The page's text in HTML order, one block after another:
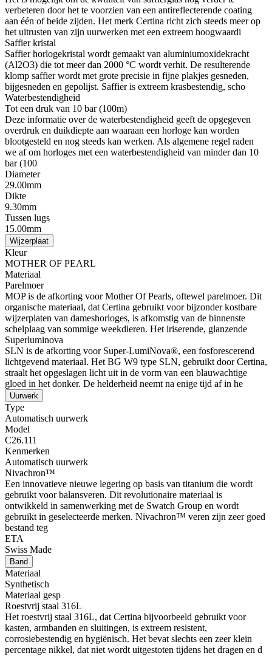
verbeteren door het te voorzien van een antireflecterende coating
aan één of beide zijden. Het merk Certina richt zich steeds meer op
het uitrusten van zijn uurwerken met een extreem hoogwaardi
Saffier kristal
Saffier horlogekristal wordt gemaakt van aluminiumoxidekracht
(Al2O3) die tot meer dan 2000 °C wordt verhit. De resulterende
klomp saffier wordt met grote precisie in fijne plakjes gesneden,
bijgesneden en gepolijst. Saffier is extreem krasbestendig, scho
Waterbestendigheid
Tot een druk van 10 bar (100m)
Deze informatie over de waterbestendigheid geeft de opgegeven
overdruk en duikdiepte aan waaraan een horloge kan worden
blootgesteld en nog steeds kan werken. Als algemene regel raden
we af om horloges met een waterbestendigheid van minder dan 10
bar (100
Diameter
29.00mm
Dikte
9.30mm
Tussen lugs
15.00mm
Wijzerplaat
Kleur
MOTHER OF PEARL
Materiaal
Parelmoer
MOP is de afkorting voor Mother Of Pearls, oftewel parelmoer. Dit
organische materiaal, dat Certina gebruikt voor bijzonder kostbare
wijzerplaten van dameshorloges, is afkomstig van de binnenste
schelplaag van sommige weekdieren. Het iriserende, glanzende
Superluminova
SLN is de afkorting voor Super-LumiNova®, een fosforescerend
lichtgevend materiaal. Het BG W9 type SLN, gebruikt door Certina,
straalt het opgeslagen licht uit in de vorm van een blauwachtige
gloed in het donker. De helderheid neemt na enige tijd af in he
Uurwerk
Type
Automatisch uurwerk
Model
C26.111
Kenmerken
Automatisch uurwerk
Nivachron™
Een innovatieve nieuwe legering op basis van titanium die wordt
gebruikt voor balansveren. Dit revolutionaire materiaal is
ontwikkeld in samenwerking met de Swatch Group en wordt
gebruikt in geselecteerde merken. Nivachron™ veren zijn zeer goed
bestand teg
ETA
Swiss Made
Band
Materiaal
Synthetisch
Materiaal gesp
Roestvrij staal 316L
Het roestvrij staal 316L, dat Certina bijvoorbeeld gebruikt voor
kasten, armbanden en sluitingen, is extreem resistent,
corrosiebestendig en hygiënisch. Het bevat slechts een zeer klein
percentage nikkel, dat niet wordt uitgestoten tijdens het dragen en d